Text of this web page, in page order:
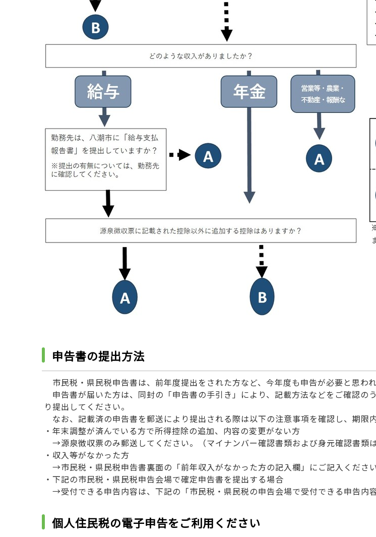
申告書の提出方法
市民税・県民税申告書は、前年度提出をされた方など、今年度も申告が必要と思われ
申告書が届いた方は、同封の「申告書の手引き」により、記載方法などをご確認の
り提出してください。
なお、記載済の申告書を郵送により提出される際は以下の注意事項を確認し、期限
・年末調整が済んでいる方で所得控除の追加、内容の変更がない方
→源泉徴収票のみ郵送してください。（マイナンバー確認書類および身元確認書類は
・収入等がなかった方
→市民税・県民税申告書裏面の「前年収入がなかった方の記入欄」にご記入ください
・下記の市民税・県民税申告会場で確定申告書を提出する場合
→受付できる申告内容は、下記の「市民税・県民税の申告会場で受付できる申告内
個人住民税の電子申告をご利用ください